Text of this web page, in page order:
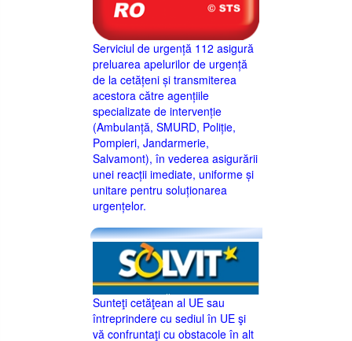
Serviciul de urgență 112 asigură
preluarea apelurilor de urgență
de la cetățeni și transmiterea
acestora către agențiile
specializate de intervenție
(Ambulanță, SMURD, Poliție,
Pompieri, Jandarmerie,
Salvamont), în vederea asigurării
unei reacții imediate, uniforme și
unitare pentru soluționarea
urgențelor.
Sunteţi cetăţean al UE sau
întreprindere cu sediul în UE şi
vă confruntaţi cu obstacole în alt